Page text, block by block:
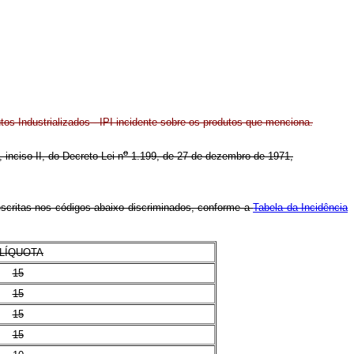
Industrializados - IPI incidente sobre os produtos que menciona.
, inciso II, do Decreto-Lei no1.199, de 27 de dezembro de 1971,
nos códigos abaixo discriminados, conforme aTabela da Incidência
15
15
15
15